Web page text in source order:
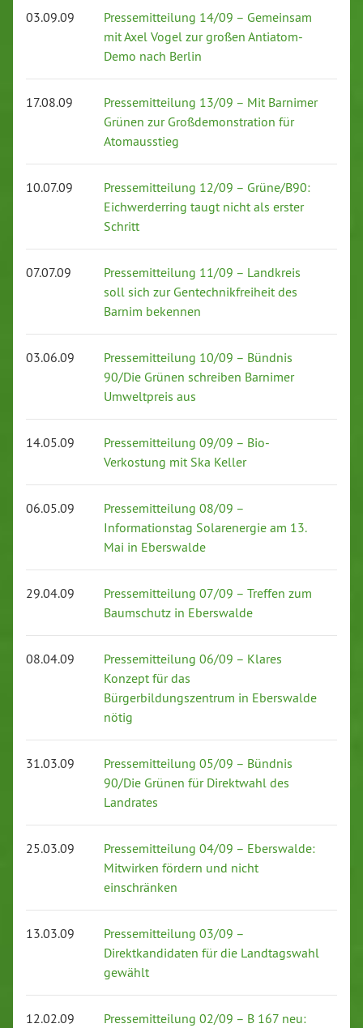
03.09.09
Pressemitteilung 14/09 – Gemeinsam
mit Axel Vogel zur großen Antiatom-
Demo nach Berlin
17.08.09
Pressemitteilung 13/09 – Mit Barnimer
Grünen zur Großdemonstration für
Atomausstieg
10.07.09
Pressemitteilung 12/09 – Grüne/B90:
Eichwerderring taugt nicht als erster
Schritt
07.07.09
Pressemitteilung 11/09 – Landkreis
soll sich zur Gentechnikfreiheit des
Barnim bekennen
03.06.09
Pressemitteilung 10/09 – Bündnis
90/Die Grünen schreiben Barnimer
Umweltpreis aus
14.05.09
Pressemitteilung 09/09 – Bio-
Verkostung mit Ska Keller
06.05.09
Pressemitteilung 08/09 –
Informationstag Solarenergie am 13.
Mai in Eberswalde
29.04.09
Pressemitteilung 07/09 – Treffen zum
Baumschutz in Eberswalde
08.04.09
Pressemitteilung 06/09 – Klares
Konzept für das
Bürgerbildungszentrum in Eberswalde
nötig
31.03.09
Pressemitteilung 05/09 – Bündnis
90/Die Grünen für Direktwahl des
Landrates
25.03.09
Pressemitteilung 04/09 – Eberswalde:
Mitwirken fördern und nicht
einschränken
13.03.09
Pressemitteilung 03/09 –
Direktkandidaten für die Landtagswahl
gewählt
12.02.09
Pressemitteilung 02/09 – B 167 neu: